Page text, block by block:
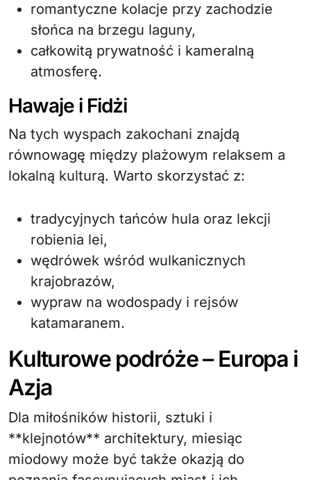
romantyczne kolacje przy zachodzie
słońca na brzegu laguny,
całkowitą prywatność i kameralną
atmosferę.
Hawaje i Fidżi
Na tych wyspach zakochani znajdą
równowagę między plażowym relaksem a
lokalną kulturą. Warto skorzystać z:
tradycyjnych tańców hula oraz lekcji
robienia lei,
wędrówek wśród wulkanicznych
krajobrazów,
wypraw na wodospady i rejsów
katamaranem.
Kulturowe podróże – Europa i
Azja
Dla miłośników historii, sztuki i
**klejnotów** architektury, miesiąc
miodowy może być także okazją do